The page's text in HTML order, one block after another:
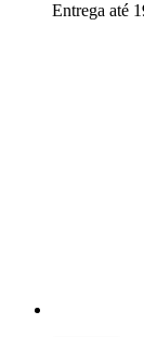
Entrega até